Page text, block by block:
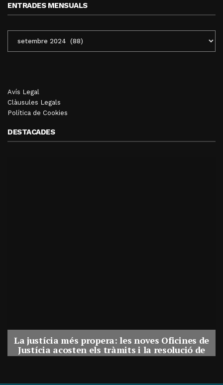
ENTRADES MENSUALS
MENSUALS
Avís Legal
Clàusules Legals
Política de Cookies
DESTACADES
La justícia més propera: les noves Oficines de
Justícia acosten els tràmits i la resolució de
conflictes als municipis de Catalunya